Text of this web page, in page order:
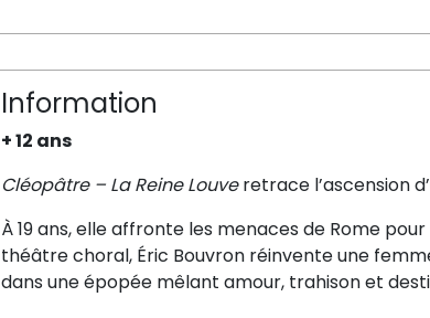
Information
+ 12 ans
Cléopâtre – La Reine Louveretrace l’ascension
À 19 ans, elle affronte les menaces de Rome
théâtre choral, Éric Bouvron réinvente une
dans une épopée mêlant amour, trahison et